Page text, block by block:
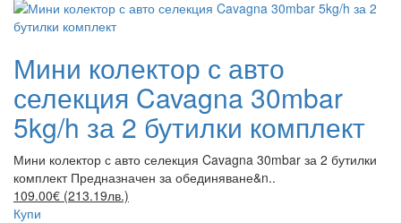
Мини колектор с авто
селекция Cavagna 30mbar
5kg/h за 2 бутилки комплект
Мини колектор с авто селекция Cavagna 30mbar за 2 бутилки
комплект Предназначен за обединяване&n..
109.00€ (213.19лв.)
Купи